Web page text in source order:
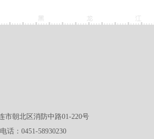
市朝北区消防中路01-220号
话：0451-58930230